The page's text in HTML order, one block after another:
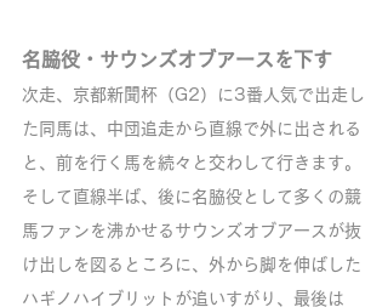
名脇役・サウンズオブアースを下す
次走、京都新聞杯（G2）に3番人気で出走し
た同馬は、中団追走から直線で外に出される
と、前を行く馬を続々と交わして行きます。
そして直線半ば、後に名脇役として多くの競
馬ファンを沸かせるサウンズオブアースが抜
け出しを図るところに、外から脚を伸ばした
ハギノハイブリットが追いすがり、最後は